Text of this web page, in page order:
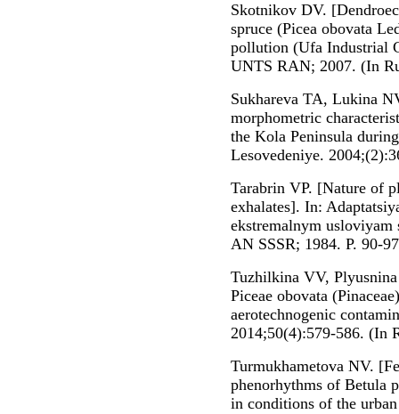
Skotnikov DV.
spruce (Picea obovata
pollution (Ufa Industrial
UNTS RAN; 2007. (In
Sukhareva TA, Lukina
morphometric
the Kola Peninsula
Lesovedeniye.
Tarabrin VP. [Nature of
exhalates]. In:
ekstremalnym
AN SSSR; 1984. P. 90-
Tuzhilkina VV,
Piceae obovata
aerotechnogenic
2014;50(4):579-586. (In
Turmukhametova NV.
phenorhythms of Betula
in conditions of the